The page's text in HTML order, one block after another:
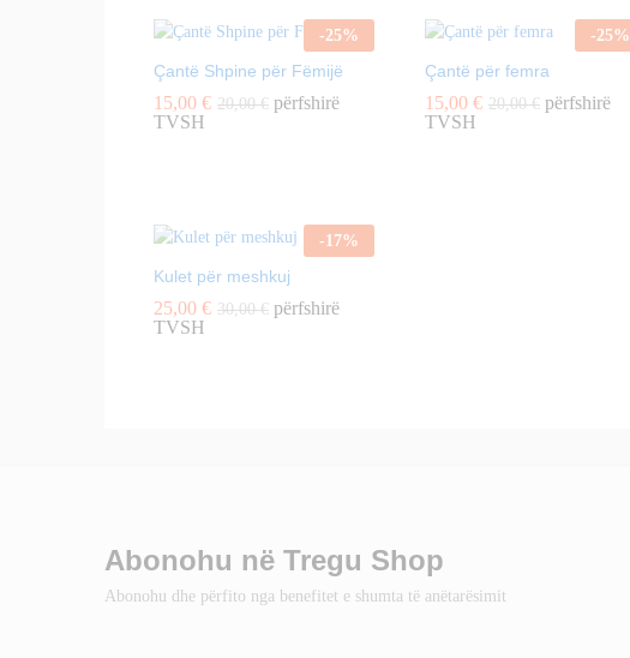
-25%
Çantë Shpine për Fëmijë
15,00 € 20,00€ përfshirë
TVSH
-25%
Çantë për femra
15,00 € 20,00€ përfshirë
TVSH
-17%
Kulet për meshkuj
25,00 € 30,00€ përfshirë
TVSH
Abonohu në Tregu Shop
Abonohu dhe përfito nga benefitet e shumta të anëtarësimit